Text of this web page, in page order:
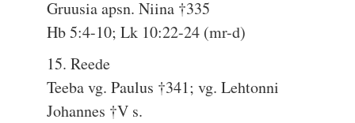
Gruusia apsn. Niina †335
Hb 5:4-10; Lk 10:22-24 (mr-d)
15. Reede
Teeba vg. Paulus †341; vg. Lehtonni
Johannes †V s.